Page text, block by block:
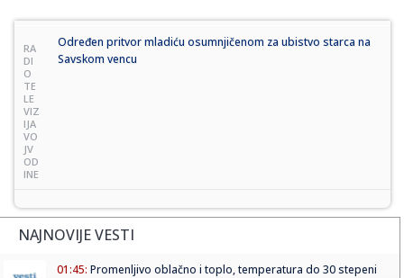
RA
DI
O
TE
LE
VIZ
IJA
VO
JV
OD
INE
Određen pritvor mladiću osumnjičenom za ubistvo starca na
Savskom vencu
NAJNOVIJE VESTI
01:45: Promenljivo oblačno i toplo, temperatura do 30 stepeni